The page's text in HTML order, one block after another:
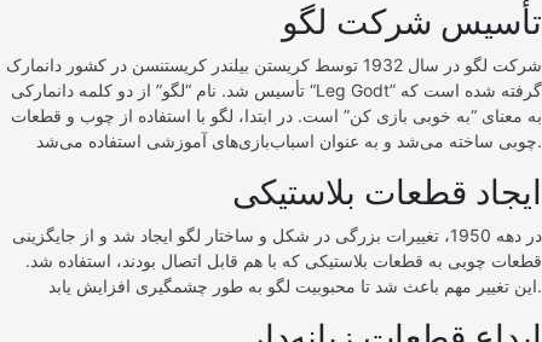
تأسیس شرکت لگو
شرکت لگو در سال 1932 توسط کریستن بیلندر کریستنسن در کشور دانمارک
تأسیس شد. نام “لگو” از دو کلمه دانمارکی “Leg Godt” گرفته شده است که
به معنای “به خوبی بازی کن” است. در ابتدا، لگو با استفاده از چوب و قطعات
چوبی ساخته می‌شد و به عنوان اسباب‌بازی‌های آموزشی استفاده می‌شد.
ایجاد قطعات بلاستیکی
در دهه 1950، تغییرات بزرگی در شکل و ساختار لگو ایجاد شد و از جایگزینی
قطعات چوبی به قطعات بلاستیکی که با هم قابل اتصال بودند، استفاده شد.
این تغییر مهم باعث شد تا محبوبیت لگو به طور چشمگیری افزایش یابد.